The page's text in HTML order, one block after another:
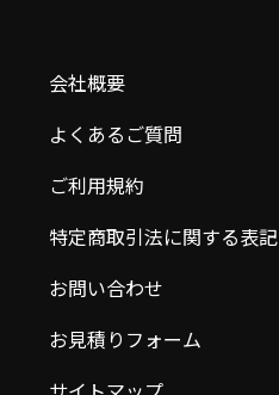
会社概要
よくあるご質問
ご利用規約
特定商取引法に関する表記
お問い合わせ
お見積りフォーム